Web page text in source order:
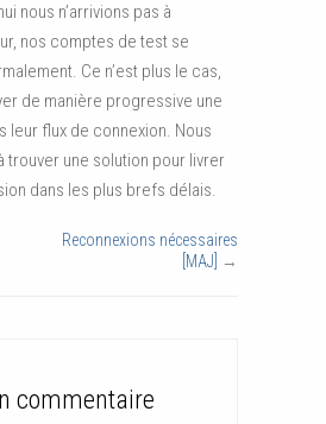
nous n’arrivions pas à
nos comptes de test se
Ce n’est plus le cas,
de manière progressive une
leur flux de connexion. Nous
trouver une solution pour livrer
dans les plus brefs délais.
Reconnexions nécessaires
[MAJ]
→
commentaire